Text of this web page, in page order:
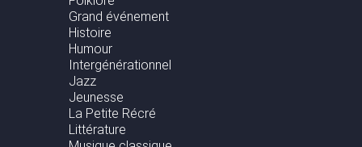
Grand événement
Histoire
Humour
Intergénérationnel
Jazz
Jeunesse
La Petite Récré
Littérature